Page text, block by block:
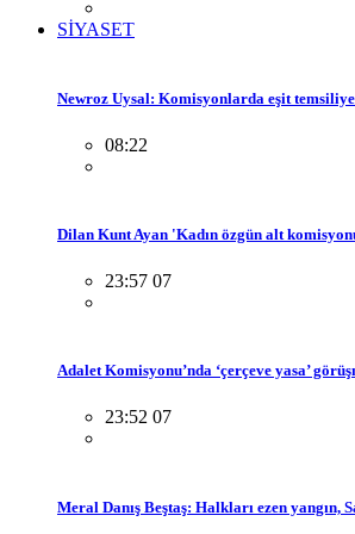
SİYASET
Newroz Uysal: Komisyonlarda eşit
08:22
Dilan Kunt Ayan 'Kadın özgün alt
23:57 07
Adalet Komisyonu’nda ‘çerçeve yasa’
23:52 07
Meral Danış Beştaş: Halkları ezen yangın,